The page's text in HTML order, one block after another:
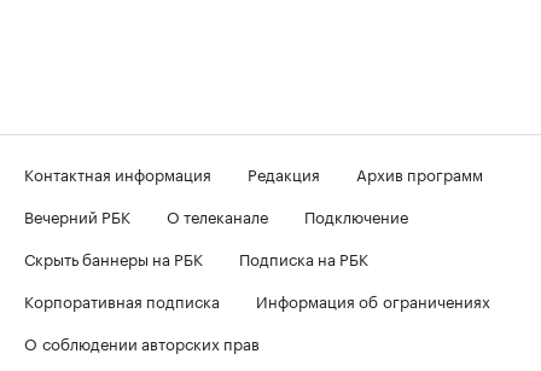
Контактная информация Редакция
Архив программ
Вечерний РБК
О телеканале
Подключение
Скрыть баннеры на РБК
Подписка на РБК
Корпоративная подписка
Информация об ограничениях
О соблюдении авторских прав